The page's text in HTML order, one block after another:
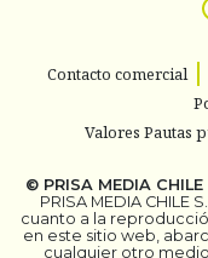
Contacto comercial
Valores Pautas
© PRISA MEDIA CHILE
PRISA MEDIA CHILE
cuanto a la
en este sitio web,
cualquier otro